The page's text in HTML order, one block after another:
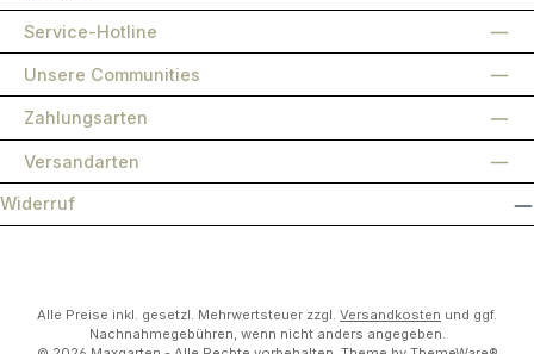
Service-Hotline
Unsere Communities
Zahlungsarten
Versandarten
Widerruf
Alle Preise inkl. gesetzl. Mehrwertsteuer zzgl. Versandkosten und ggf.
Nachnahmegebühren, wenn nicht anders angegeben.